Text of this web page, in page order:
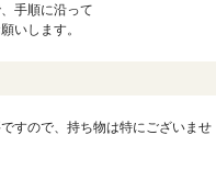
手順に沿って
いします。
すので、持ち物は特にございませ